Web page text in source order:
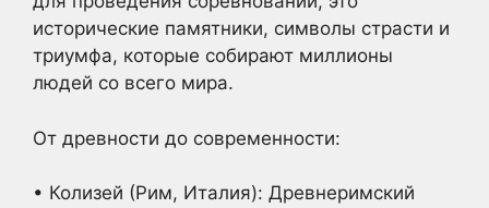
исторические памятники, символы страсти и
триумфа, которые собирают миллионы
людей со всего мира.
От древности до современности:
• Колизей (Рим, Италия): Древнеримский